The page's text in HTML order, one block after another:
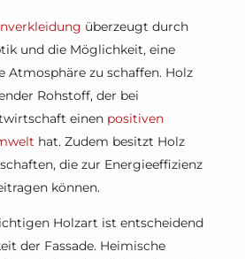
überzeugt durch
und die Möglichkeit, eine
Atmosphäre zu schaffen. Holz
Rohstoff, der bei
einen positiven
hat. Zudem besitzt Holz
die zur Energieeffizienz
können.
Holzart ist entscheidend
der Fassade. Heimische